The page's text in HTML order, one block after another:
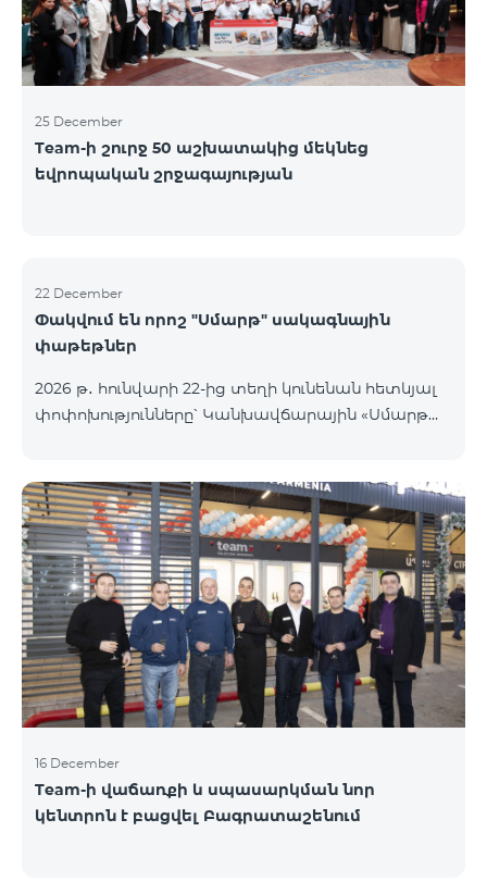
25 December
Team-ի շուրջ 50 աշխատակից մեկնեց
եվրոպական շրջագայության
22 December
Փակվում են որոշ "Սմարթ" սակագնային
փաթեթներ
2026 թ․ հունվարի 22-ից տեղի կունենան հետևյալ
փոփոխությունները՝ Կանխավճարային «Սմարթ
կտեղափոխվեն «BeFree 5000 unlimit»
սակագնային փաթեթին, որի շրջանակներում
կստանան անսահմանափակ ինտերնետ, 2000
րոպե դեպի ՀՀ բոլոր ցանցեր, ԱՄՆ, Կանադա, ՌԴ
Beeline և Tele2 ցանցեր, 500 SMS, 200 ՄԲ
ռոումինգում, 60 TV ալիք։ «BeFree 5000 unlimit»
սակագնային փաթեթի ամսավճարը կազմում է
5000 դրամ։ Կանխավճարային «Սմարթ 7500»
սակագնային փաթեթը կդադարի գ
16 December
Team-ի վաճառքի և սպասարկման նոր
կենտրոն է բացվել Բագրատաշենում